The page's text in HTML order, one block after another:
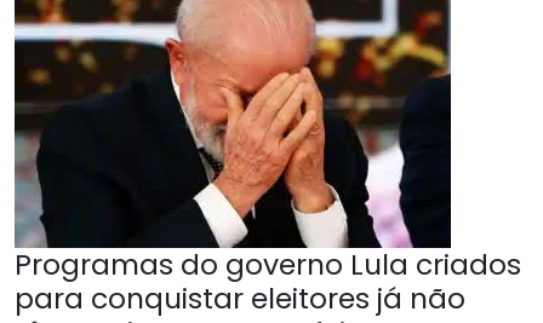
Programas do governo Lula criados
para conquistar eleitores já não